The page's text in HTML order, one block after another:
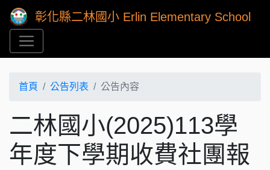
彰化縣二林國小 Erlin Elementary School
首頁 公告列表 公告內容
二林國小(2025)113學
年度下學期收費社團報